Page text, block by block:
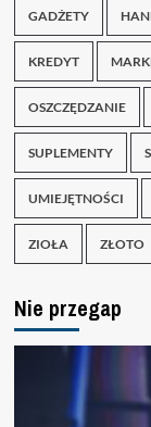
GADŻETY
KREDYT
OSZCZĘDZANIE
SUPLEMENTY
UMIEJĘTNOŚCI
ZIOŁA ZŁOTO
Nie przegap